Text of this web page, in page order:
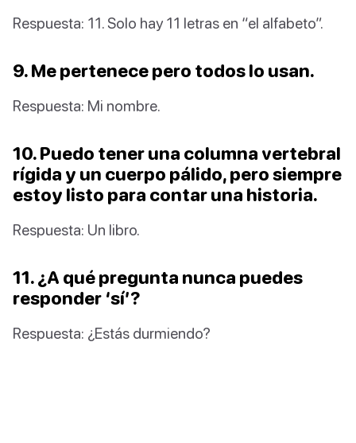
Respuesta: 11. Solo hay 11 letras en “el alfabeto”.
9. Me pertenece pero todos lo usan.
Respuesta: Mi nombre.
10. Puedo tener una columna vertebral
rígida y un cuerpo pálido, pero siempre
estoy listo para contar una historia.
Respuesta: Un libro.
11. ¿A qué pregunta nunca puedes
responder ‘sí’?
Respuesta: ¿Estás durmiendo?